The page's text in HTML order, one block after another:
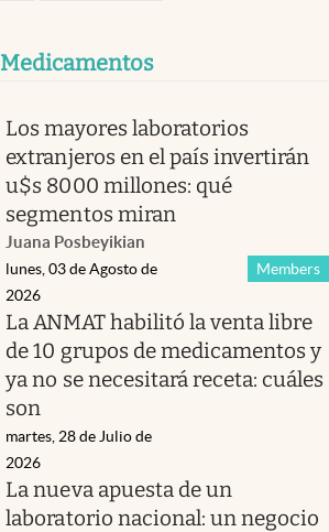
Medicamentos
Los mayores laboratorios
extranjeros en el país invertirán
u$s 8000 millones: qué
segmentos miran
Juana Posbeyikian
Members
lunes, 03 de Agosto de
2026
La ANMAT habilitó la venta libre
de 10 grupos de medicamentos y
ya no se necesitará receta: cuáles
son
martes, 28 de Julio de
2026
La nueva apuesta de un
laboratorio nacional: un negocio